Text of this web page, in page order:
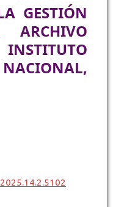
GESTIÓN
ARCHIVO